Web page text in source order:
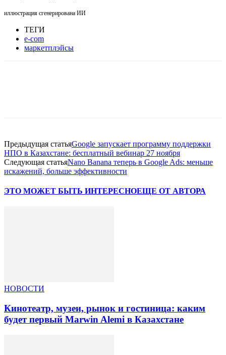
иллюстрация сгенерирована ИИ
ТЕГИ
e-com
маркетплэйсы
Предыдущая статьяGoogle запускает программу поддержки
НПО в Казахстане: бесплатный вебинар 27 ноября
Следующая статьяNano Banana теперь в Google Ads: меньше
искажений, больше эффективности
ЭТО МОЖЕТ БЫТЬ ИНТЕРЕСНОЕЩЕ ОТ АВТОРА
НОВОСТИ
Кинотеатр, музеи, рынок и гостиница: каким
будет первый Marwin Alemi в Казахстане